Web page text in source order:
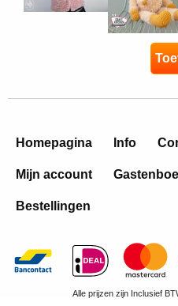
Homepagina Info
Mijn account
Bestellingen
Alle prijzen zijn Inclusief